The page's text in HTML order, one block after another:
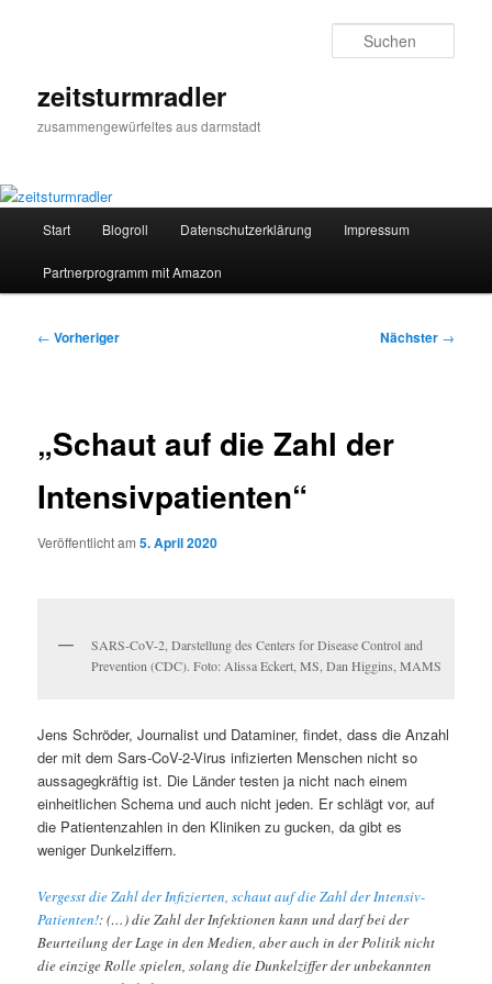
zeitsturmradler
zusammengewürfeltes aus darmstadt
Start Blogroll Datenschutzerklärung Impressum
Partnerprogramm mit Amazon
Beitragsnavigation
← Vorheriger Nächster →
„Schaut auf die Zahl der
Intensivpatienten“
Veröffentlicht am5. April 2020
SARS-CoV-2, Darstellung des Centers for Disease Control and
Prevention (CDC). Foto: Alissa Eckert, MS, Dan Higgins, MAMS
Jens Schröder, Journalist und Dataminer, findet, dass die Anzahl
der mit dem Sars-CoV-2-Virus infizierten Menschen nicht so
aussagegkräftig ist. Die Länder testen ja nicht nach einem
einheitlichen Schema und auch nicht jeden. Er schlägt vor, auf
die Patientenzahlen in den Kliniken zu gucken, da gibt es
weniger Dunkelziffern.
Vergesst die Zahl der Infizierten, schaut auf die Zahl der Intensiv-
Patienten!: (…) die Zahl der Infektionen kann und darf bei der
Beurteilung der Lage in den Medien, aber auch in der Politik nicht
die einzige Rolle spielen, solang die Dunkelziffer der unbekannten